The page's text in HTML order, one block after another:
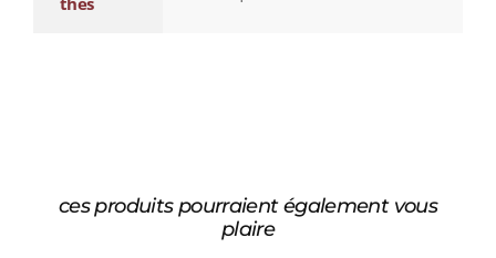
ces produits pourraient également vous
plaire